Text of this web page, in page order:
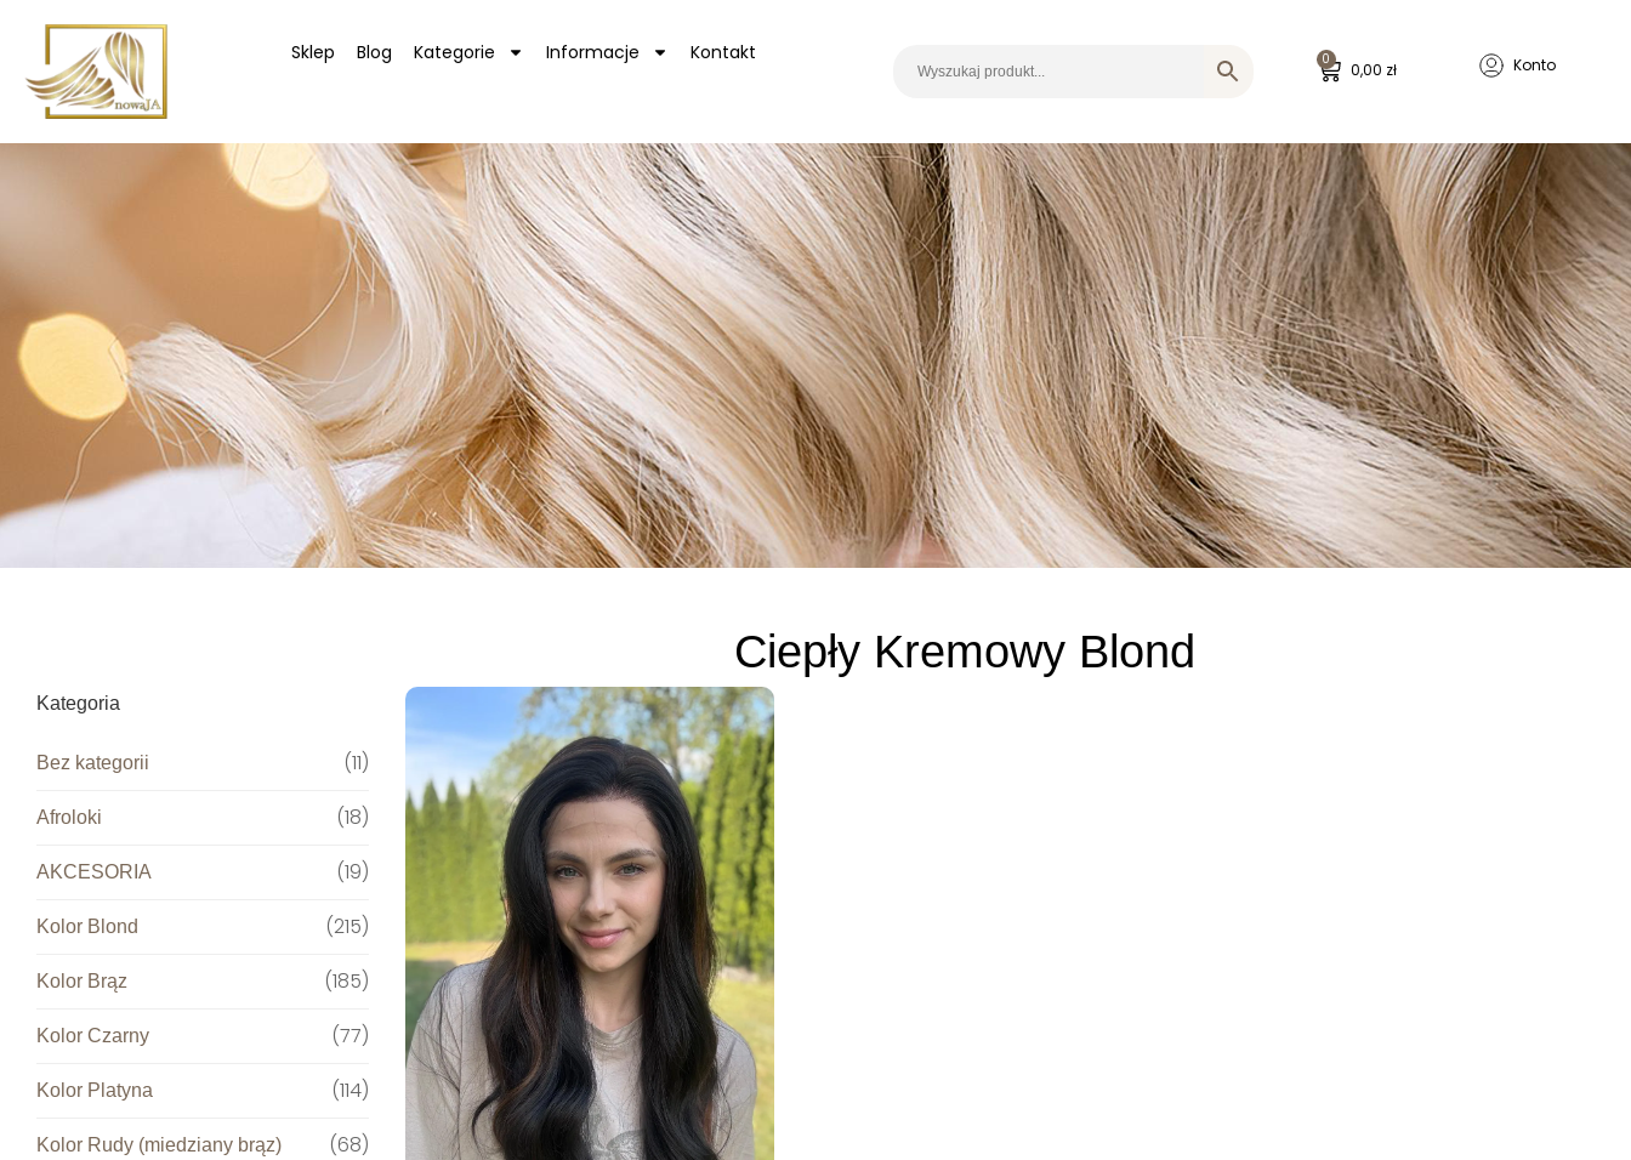
0,00 zł
0 Konto
Sklep Blog Kategorie Informacje Kontakt
Kategoria
Bez kategorii 11
Afroloki 18
AKCESORIA 19
Kolor Blond 215
Kolor Brąz 185
Kolor Czarny 77
Kolor Platyna 114
Kolor Rudy (miedziany brąz) 68
Ciepły Kremowy Blond